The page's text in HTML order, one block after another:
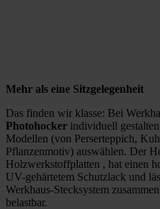
Mehr als eine Sitzgelegenheit
Das finden wir klasse: Bei
Photohocker individuell
Modellen (von Perserteppich,
Pflanzenmotiv) auswählen. Der
Holzwerkstoffplatten , hat einen
UV-gehärtetem Schutzlack und
Werkhaus-Stecksystem
belastbar.